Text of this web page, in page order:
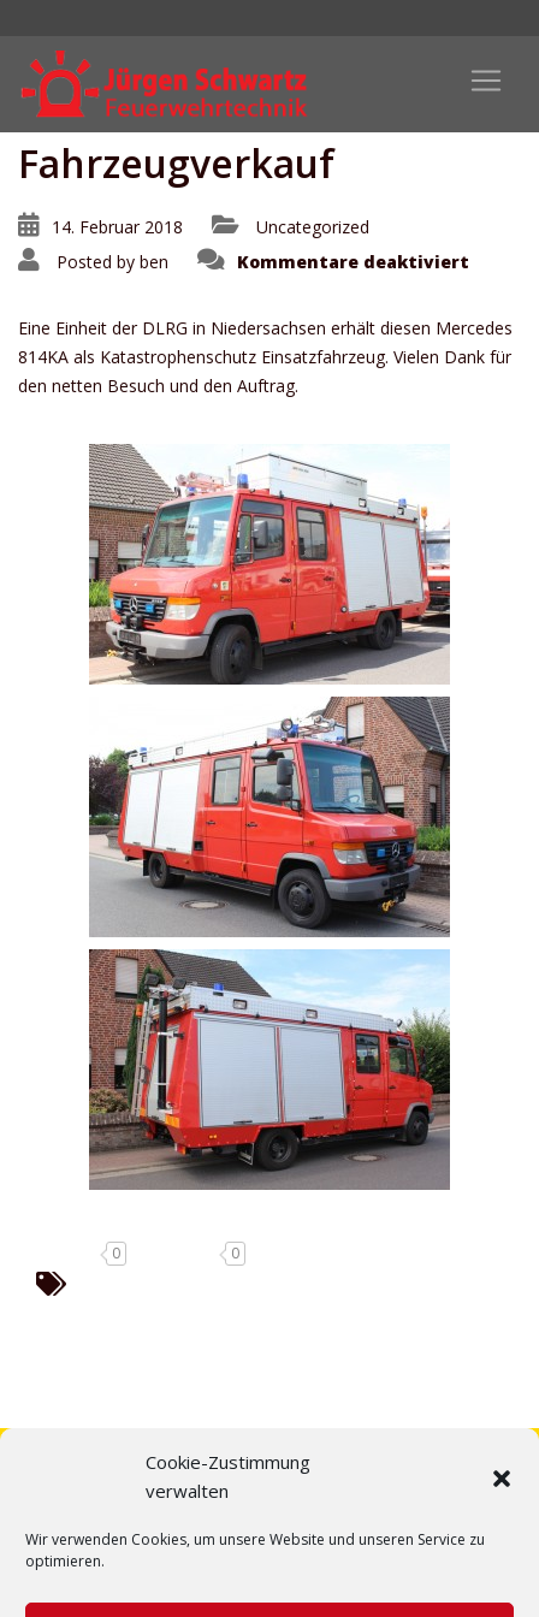
Cookie-Zustimmung
verwalten
Wir verwenden Cookies, um unsere Website und unseren Service zu
optimieren.
Fahrzeugverkauf
14. Februar 2018
Uncategorized
Posted by ben Kommentare deaktiviert
Eine Einheit der DLRG in Niedersachsen erhält diesen Mercedes
814KA als Katastrophenschutz Einsatzfahrzeug. Vielen Dank für
den netten Besuch und den Auftrag.
0 0